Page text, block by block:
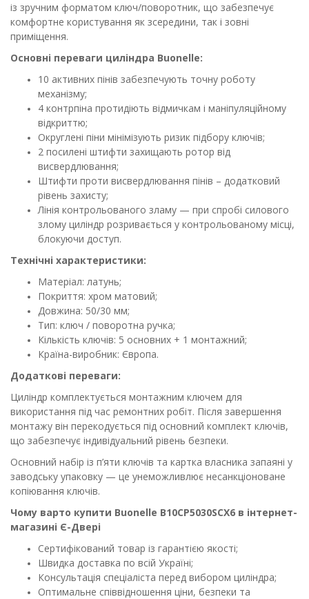
із зручним форматом ключ/поворотник, що забезпечує
комфортне користування як зсередини, так і зовні
приміщення.
Основні переваги циліндра Buonelle:
10 активних пінів забезпечують точну роботу
механізму;
4 контрпіна протидіють відмичкам і маніпуляційному
відкриттю;
Округлені піни мінімізують ризик підбору ключів;
2 посилені штифти захищають ротор від
висвердлювання;
Штифти проти висвердлювання пінів – додатковий
рівень захисту;
Лінія контрольованого зламу — при спробі силового
злому циліндр розривається у контрольованому місці,
блокуючи доступ.
Технічні характеристики:
Матеріал: латунь;
Покриття: хром матовий;
Довжина: 50/30 мм;
Тип: ключ / поворотна ручка;
Кількість ключів: 5 основних + 1 монтажний;
Країна-виробник: Європа.
Додаткові переваги:
Циліндр комплектується монтажним ключем для
використання під час ремонтних робіт. Після завершення
монтажу він перекодується під основний комплект ключів,
що забезпечує індивідуальний рівень безпеки.
Основний набір із п’яти ключів та картка власника запаяні у
заводську упаковку — це унеможливлює несанкціоноване
копіювання ключів.
Чому варто купити Buonelle B10CP5030SCX6 в інтернет-
магазині Є-Двері
Сертифікований товар із гарантією якості;
Швидка доставка по всій Україні;
Консультація спеціаліста перед вибором циліндра;
Оптимальне співвідношення ціни, безпеки та